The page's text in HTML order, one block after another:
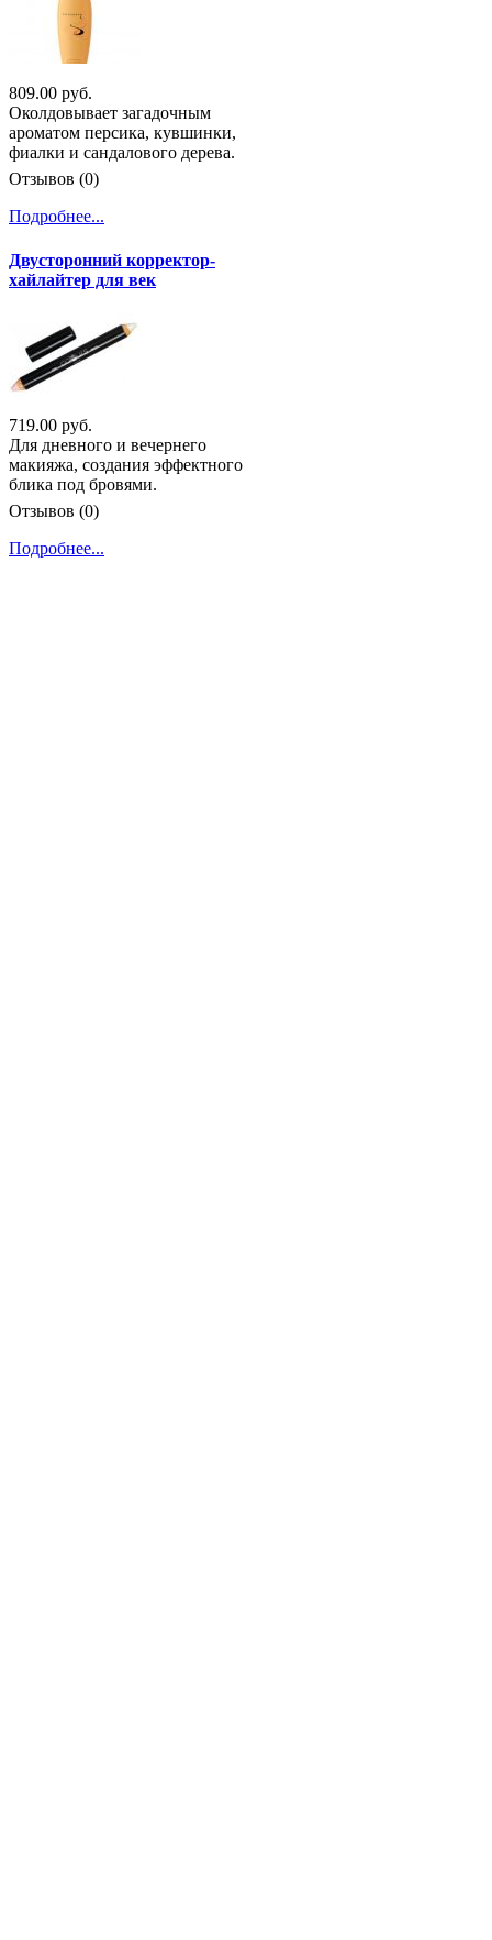
809.00 руб.
Околдовывает загадочным
ароматом персика, кувшинки,
фиалки и сандалового дерева.
Отзывов (0)
Подробнее...
Двусторонний корректор-
хайлайтер для век
719.00 руб.
Для дневного и вечернего
макияжа, создания эффектного
блика под бровями.
Отзывов (0)
Подробнее...